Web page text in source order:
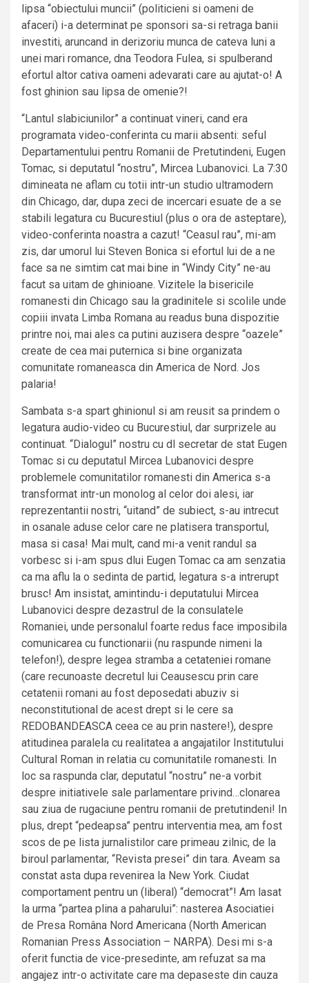
lipsa “obiectului muncii” (politicieni si oameni de
afaceri) i-a determinat pe sponsori sa-si retraga banii
investiti, aruncand in derizoriu munca de cateva luni a
unei mari romance, dna Teodora Fulea, si spulberand
efortul altor cativa oameni adevarati care au ajutat-o! A
fost ghinion sau lipsa de omenie?!
“Lantul slabiciunilor” a continuat vineri, cand era
programata video-conferinta cu marii absenti: seful
Departamentului pentru Romanii de Pretutindeni, Eugen
Tomac, si deputatul “nostru”, Mircea Lubanovici. La 7:30
dimineata ne aflam cu totii intr-un studio ultramodern
din Chicago, dar, dupa zeci de incercari esuate de a se
stabili legatura cu Bucurestiul (plus o ora de asteptare),
video-conferinta noastra a cazut! “Ceasul rau”, mi-am
zis, dar umorul lui Steven Bonica si efortul lui de a ne
face sa ne simtim cat mai bine in “Windy City” ne-au
facut sa uitam de ghinioane. Vizitele la bisericile
romanesti din Chicago sau la gradinitele si scolile unde
copiii invata Limba Romana au readus buna dispozitie
printre noi, mai ales ca putini auzisera despre “oazele”
create de cea mai puternica si bine organizata
comunitate romaneasca din America de Nord. Jos
palaria!
Sambata s-a spart ghinionul si am reusit sa prindem o
legatura audio-video cu Bucurestiul, dar surprizele au
continuat. “Dialogul” nostru cu dl secretar de stat Eugen
Tomac si cu deputatul Mircea Lubanovici despre
problemele comunitatilor romanesti din America s-a
transformat intr-un monolog al celor doi alesi, iar
reprezentantii nostri, “uitand” de subiect, s-au intrecut
in osanale aduse celor care ne platisera transportul,
masa si casa! Mai mult, cand mi-a venit randul sa
vorbesc si i-am spus dlui Eugen Tomac ca am senzatia
ca ma aflu la o sedinta de partid, legatura s-a intrerupt
brusc! Am insistat, amintindu-i deputatului Mircea
Lubanovici despre dezastrul de la consulatele
Romaniei, unde personalul foarte redus face imposibila
comunicarea cu functionarii (nu raspunde nimeni la
telefon!), despre legea stramba a cetateniei romane
(care recunoaste decretul lui Ceausescu prin care
cetatenii romani au fost deposedati abuziv si
neconstitutional de acest drept si le cere sa
REDOBANDEASCA ceea ce au prin nastere!), despre
atitudinea paralela cu realitatea a angajatilor Institutului
Cultural Roman in relatia cu comunitatile romanesti. In
loc sa raspunda clar, deputatul “nostru” ne-a vorbit
despre initiativele sale parlamentare privind…clonarea
sau ziua de rugaciune pentru romanii de pretutindeni! In
plus, drept “pedeapsa” pentru interventia mea, am fost
scos de pe lista jurnalistilor care primeau zilnic, de la
biroul parlamentar, “Revista presei” din tara. Aveam sa
constat asta dupa revenirea la New York. Ciudat
comportament pentru un (liberal) “democrat”! Am lasat
la urma “partea plina a paharului”: nasterea Asociatiei
de Presa Româna Nord Americana (North American
Romanian Press Association – NARPA). Desi mi s-a
oferit functia de vice-presedinte, am refuzat sa ma
angajez intr-o activitate care ma depaseste din cauza